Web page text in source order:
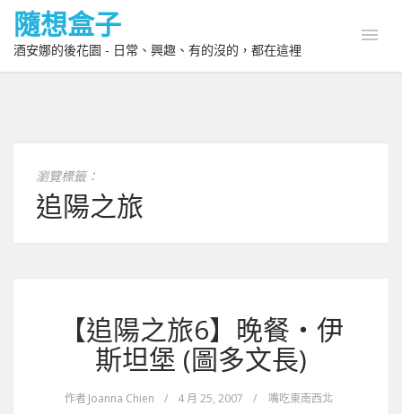
隨想盒子
酒安娜的後花園 - 日常、興趣、有的沒的，都在這裡
瀏覽標籤：
追陽之旅
【追陽之旅6】晚餐‧伊
斯坦堡 (圖多文長)
作者Joanna Chien / 4 月 25, 2007 / 嘴吃東南西北